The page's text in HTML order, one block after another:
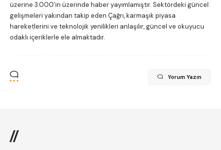
üzerine 3.000’in üzerinde haber yayımlamıştır. Sektördeki güncel
gelişmeleri yakından takip eden Çağrı, karmaşık piyasa
hareketlerini ve teknolojik yenilikleri anlaşılır, güncel ve okuyucu
odaklı içeriklerle ele almaktadır.
Yorum Yazın
//